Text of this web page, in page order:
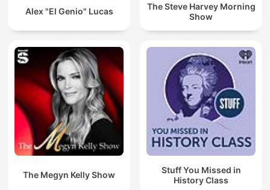
Alex "El Genio" Lucas
The Steve Harvey Morning
Show
The Megyn Kelly Show
Stuff You Missed in
History Class